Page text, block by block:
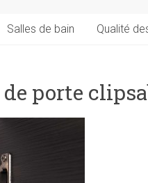
Salles de bain Qualité
porte